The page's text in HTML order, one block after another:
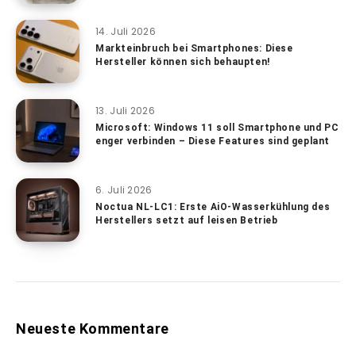
14. Juli 2026
Markteinbruch bei Smartphones: Diese
Hersteller können sich behaupten!
13. Juli 2026
Microsoft: Windows 11 soll Smartphone und PC
enger verbinden – Diese Features sind geplant
6. Juli 2026
Noctua NL-LC1: Erste AiO-Wasserkühlung des
Herstellers setzt auf leisen Betrieb
Neueste Kommentare